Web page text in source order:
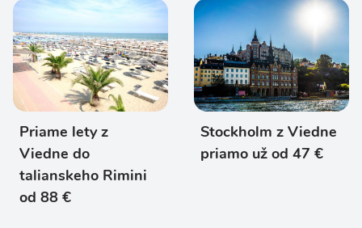
Priame lety z
Viedne do
talianskeho Rimini
od 88 €
Stockholm z Viedne
priamo už od 47 €